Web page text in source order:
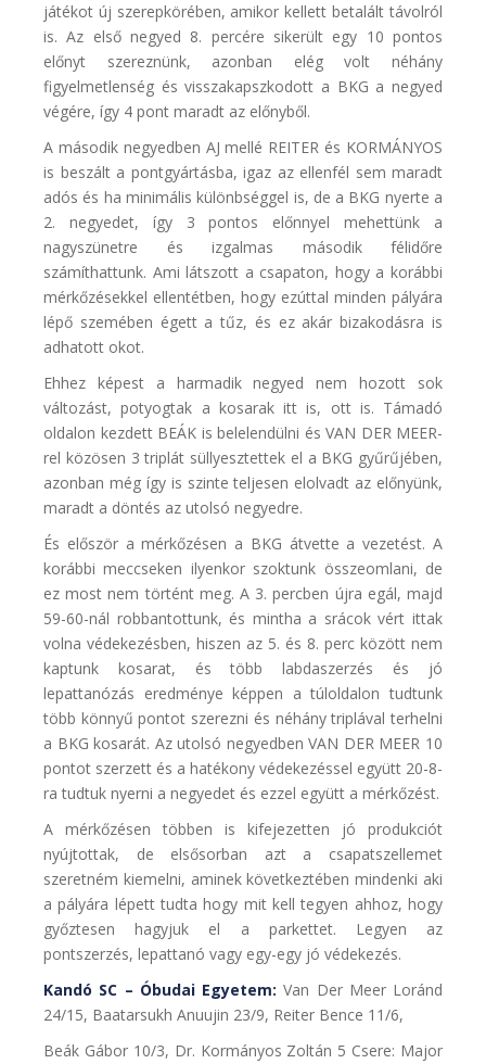
játékot új szerepkörében, amikor kellett betalált távolról
is. Az első negyed 8. percére sikerült egy 10 pontos
előnyt szereznünk, azonban elég volt néhány
figyelmetlenség és visszakapszkodott a BKG a negyed
végére, így 4 pont maradt az előnyből.
A második negyedben AJ mellé REITER és KORMÁNYOS
is beszált a pontgyártásba, igaz az ellenfél sem maradt
adós és ha minimális különbséggel is, de a BKG nyerte a
2. negyedet, így 3 pontos előnnyel mehettünk a
nagyszünetre és izgalmas második félidőre
számíthattunk. Ami látszott a csapaton, hogy a korábbi
mérkőzésekkel ellentétben, hogy ezúttal minden pályára
lépő szemében égett a tűz, és ez akár bizakodásra is
adhatott okot.
Ehhez képest a harmadik negyed nem hozott sok
változást, potyogtak a kosarak itt is, ott is. Támadó
oldalon kezdett BEÁK is belelendülni és VAN DER MEER-
rel közösen 3 triplát süllyesztettek el a BKG gyűrűjében,
azonban még így is szinte teljesen elolvadt az előnyünk,
maradt a döntés az utolsó negyedre.
És először a mérkőzésen a BKG átvette a vezetést. A
korábbi meccseken ilyenkor szoktunk összeomlani, de
ez most nem történt meg. A 3. percben újra egál, majd
59-60-nál robbantottunk, és mintha a srácok vért ittak
volna védekezésben, hiszen az 5. és 8. perc között nem
kaptunk kosarat, és több labdaszerzés és jó
lepattanózás eredménye képpen a túloldalon tudtunk
több könnyű pontot szerezni és néhány triplával terhelni
a BKG kosarát. Az utolsó negyedben VAN DER MEER 10
pontot szerzett és a hatékony védekezéssel együtt 20-8-
ra tudtuk nyerni a negyedet és ezzel együtt a mérkőzést.
A mérkőzésen többen is kifejezetten jó produkciót
nyújtottak, de elsősorban azt a csapatszellemet
szeretném kiemelni, aminek következtében mindenki aki
a pályára lépett tudta hogy mit kell tegyen ahhoz, hogy
győztesen hagyjuk el a parkettet. Legyen az
pontszerzés, lepattanó vagy egy-egy jó védekezés.
Kandó SC – Óbudai Egyetem: Van Der Meer Loránd
24/15, Baatarsukh Anuujin 23/9, Reiter Bence 11/6,
Beák Gábor 10/3, Dr. Kormányos Zoltán 5 Csere: Major